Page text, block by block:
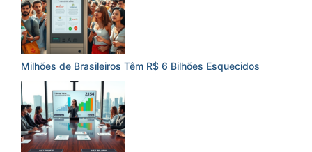
Milhões de Brasileiros Têm R$ 6 Bilhões Esquecidos